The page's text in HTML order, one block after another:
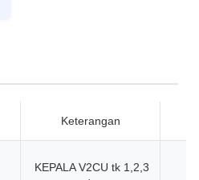
Keterangan
KEPALA V2CU tk 1,2,3